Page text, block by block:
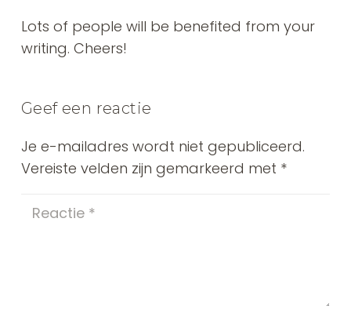
Lots of people will be benefited from your
writing. Cheers!
Geef een reactie
Je e-mailadres wordt niet gepubliceerd.
Vereiste velden zijn gemarkeerd met *